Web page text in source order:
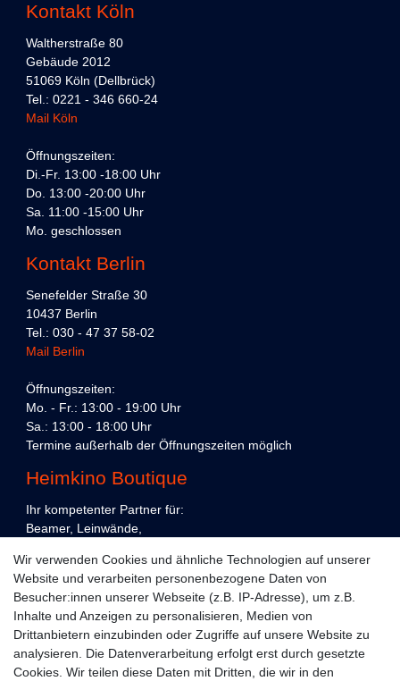
Kontakt Köln
Waltherstraße 80
Gebäude 2012
51069 Köln (Dellbrück)
Tel.: 0221 - 346 660-24
Mail Köln
Öffnungszeiten:
Di.-Fr. 13:00 -18:00 Uhr
Do. 13:00 -20:00 Uhr
Sa. 11:00 -15:00 Uhr
Mo. geschlossen
Kontakt Berlin
Senefelder Straße 30
10437 Berlin
Tel.: 030 - 47 37 58-02
Mail Berlin
Öffnungszeiten:
Mo. - Fr.: 13:00 - 19:00 Uhr
Sa.: 13:00 - 18:00 Uhr
Termine außerhalb der Öffnungszeiten möglich
Heimkino Boutique
Ihr kompetenter Partner für:
Beamer, Leinwände,
Heimkino und Unterhaltungselektronik,
in Köln und Berlin.
Kundenservice
Planung
Wir verwenden Cookies und ähnliche Technologien auf unserer
Website und verarbeiten personenbezogene Daten von
Besucher:innen unserer Webseite (z.B. IP-Adresse), um z.B.
Inhalte und Anzeigen zu personalisieren, Medien von
Drittanbietern einzubinden oder Zugriffe auf unsere Website zu
analysieren. Die Datenverarbeitung erfolgt erst durch gesetzte
Cookies. Wir teilen diese Daten mit Dritten, die wir in den